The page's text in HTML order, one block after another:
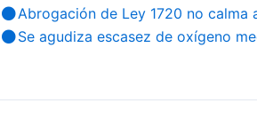
Abrogación de Ley 1720 no calma
Se agudiza escasez de oxígeno